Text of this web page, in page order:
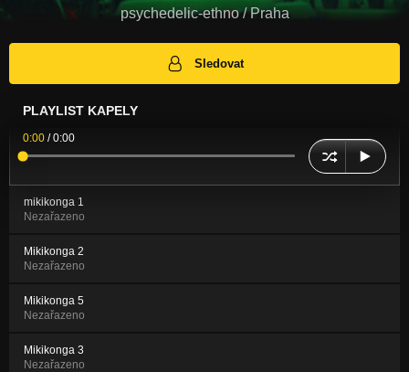
psychedelic-ethno / Praha
Sledovat
PLAYLIST KAPELY
0:00 /0:00
mikikonga 1
Nezařazeno
Mikikonga 2
Nezařazeno
Mikikonga 5
Nezařazeno
Mikikonga 3
Nezařazeno